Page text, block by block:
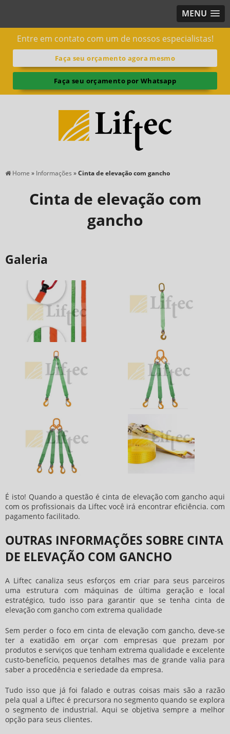
MENU
Entre em contato com um de nossos especialistas!
Faça seu orçamento agora mesmo
Faça seu orçamento por Whatsapp
Home » Informações »Cinta de elevação com gancho
Cinta de elevação com
gancho
Galeria
É isto! Quando a questão é cinta de elevação com gancho aqui
com os profissionais da Liftec você irá encontrar eficiência. com
pagamento facilitado.
OUTRAS INFORMAÇÕES SOBRE CINTA
DE ELEVAÇÃO COM GANCHO
A Liftec canaliza seus esforços em criar para seus parceiros
uma estrutura com máquinas de última geração e local
estratégico, tudo isso para garantir que se tenhacinta de
elevação com gancho com extrema qualidade
Sem perder o foco em cinta de elevação com gancho, deve-se
ter a exatidão em orçar com empresas que prezam por
produtos e serviços que tenham extrema qualidade e excelente
custo-benefício, pequenos detalhes mas de grande valia para
saber a procedência e seriedade da empresa.
Tudo isso que já foi falado e outras coisas mais são a razão
pela qual a Liftec é precursora no segmento quando se explora
o segmento de industrial. Aqui se objetiva sempre a melhor
opção para seus clientes.